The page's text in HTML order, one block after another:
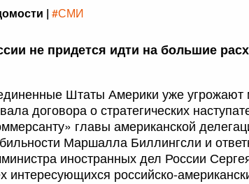
| #СМИ
не придется идти на большие
Штаты Америки уже угрожают
договора о стратегических
главы американской
Маршалла Биллингсли и
иностранных дел России
интересующихся российско-